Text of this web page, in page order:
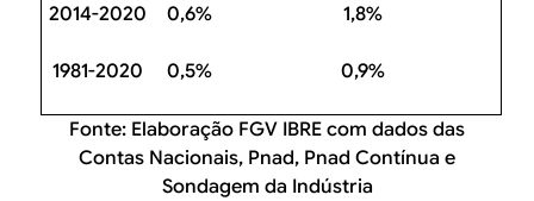
2014-2020 0,6% 1,8%
1981-2020 0,5% 0,9%
Fonte: Elaboração FGV IBRE com dados das
Contas Nacionais, Pnad, Pnad Contínua e
Sondagem da Indústria